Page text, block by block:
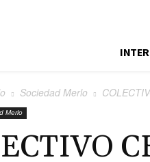
Sociedad Merlo
Merlo